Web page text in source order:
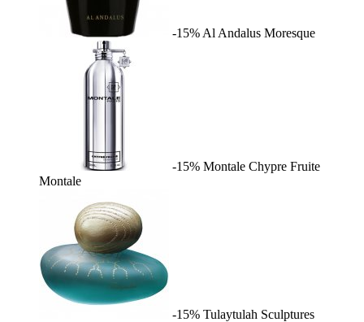
-15% Al Andalus Moresque
-15% Montale Chypre Fruite
Montale
-15% Tulaytulah Sculptures